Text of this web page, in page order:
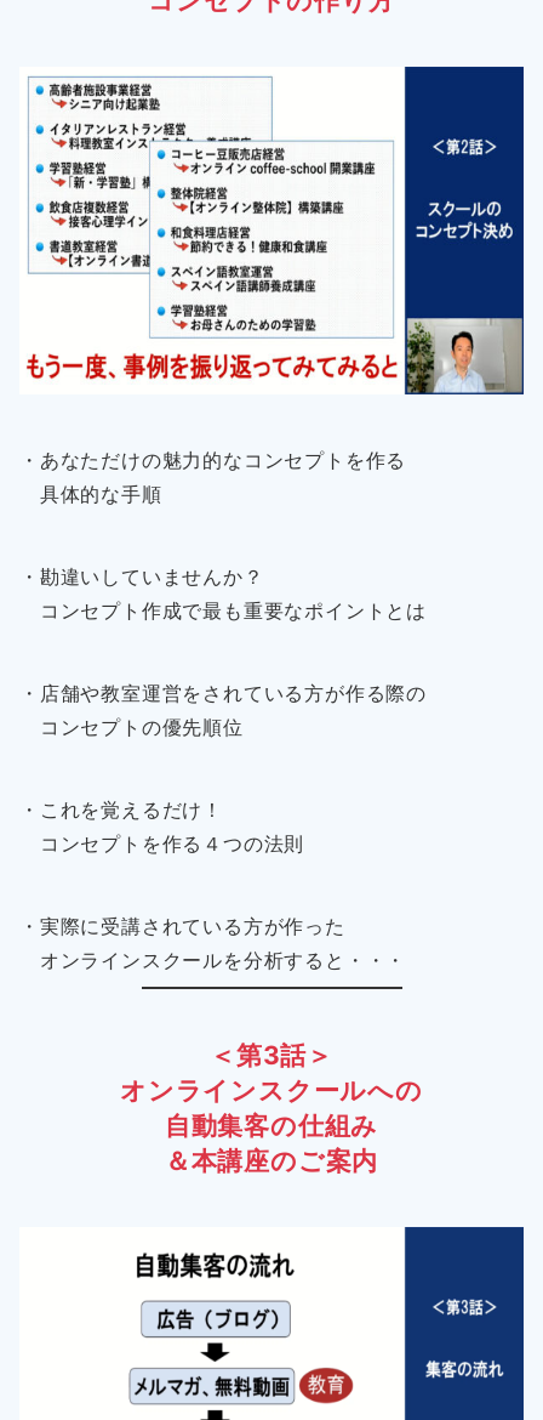
・あなただけの魅力的なコンセプトを作る
具体的な手順
・勘違いしていませんか？
コンセプト作成で最も重要なポイントとは
・店舗や教室運営をされている方が作る際の
コンセプトの優先順位
・これを覚えるだけ！
コンセプトを作る４つの法則
・実際に受講されている方が作った
オンラインスクールを分析すると・・・
＜第3話＞
オンラインスクールへの
自動集客の仕組み
＆本講座のご案内